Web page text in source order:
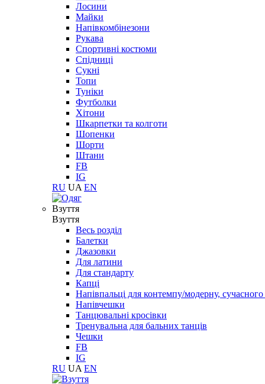
Лосини
Майки
Напівкомбінезони
Рукава
Спортивні костюми
Спідниці
Сукні
Топи
Туніки
Футболки
Хітони
Шкарпетки та колготи
Шопенки
Шорти
Штани
FB
IG
RU UA EN
Взуття
Взуття
Весь розділ
Балетки
Джазовки
Для латини
Для стандарту
Капці
Напівпальці для контемпу/модерну,
Напівчешки
Танцювальні кросівки
Тренувальна для бальних танців
Чешки
FB
IG
RU UA EN